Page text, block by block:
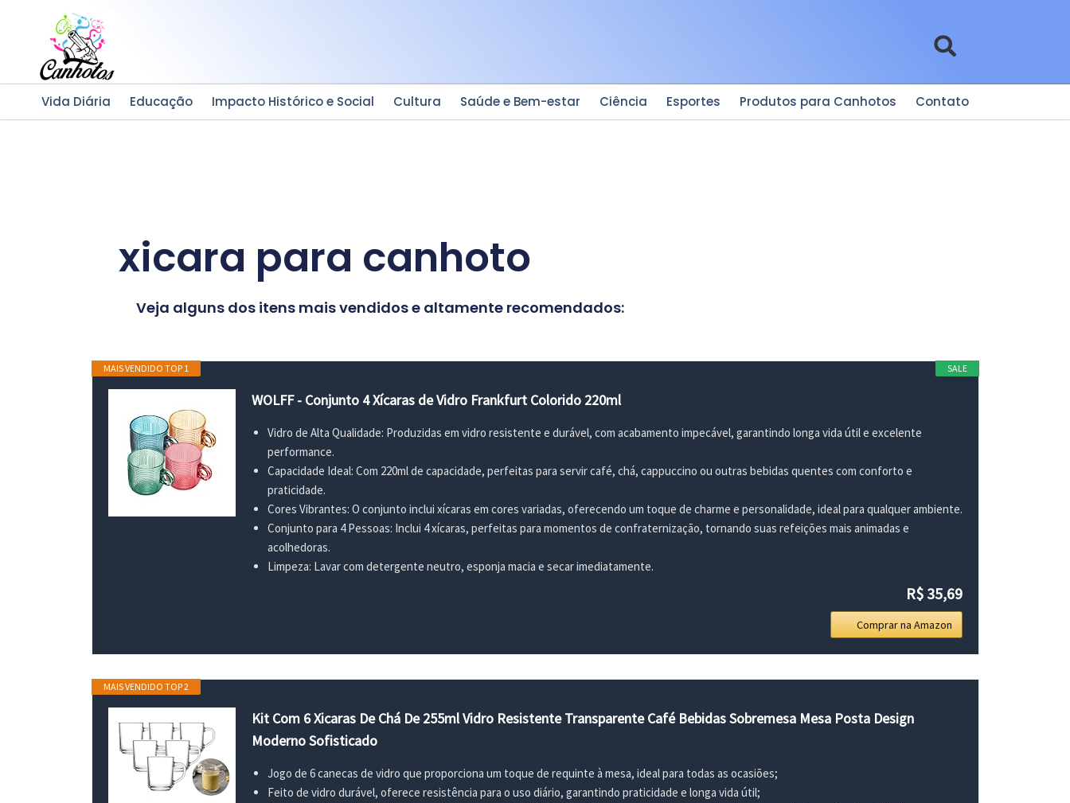
conteúdo
Vida Diária Educação Impacto Histórico e Social Cultura Saúde e Bem-estar Ciência Esportes Produtos para Canhotos Contato
xicara para canhoto
Veja alguns dos itens mais vendidos e altamente recomendados:
SALE
MAIS VENDIDO TOP 1
WOLFF - Conjunto 4 Xícaras de Vidro Frankfurt Colorido 220ml
Vidro de Alta Qualidade: Produzidas em vidro resistente e durável, com acabamento impecável, garantindo longa vida útil e excelente
performance.
Capacidade Ideal: Com 220ml de capacidade, perfeitas para servir café, chá, cappuccino ou outras bebidas quentes com conforto e
praticidade.
Cores Vibrantes: O conjunto inclui xícaras em cores variadas, oferecendo um toque de charme e personalidade, ideal para qualquer ambiente.
Conjunto para 4 Pessoas: Inclui 4 xícaras, perfeitas para momentos de confraternização, tornando suas refeições mais animadas e
acolhedoras.
Limpeza: Lavar com detergente neutro, esponja macia e secar imediatamente.
R$ 35,69
Comprar na Amazon
MAIS VENDIDO TOP 2
Kit Com 6 Xicaras De Chá De 255ml Vidro Resistente Transparente Café Bebidas Sobremesa Mesa Posta Design
Moderno Sofisticado
Jogo de 6 canecas de vidro que proporciona um toque de requinte à mesa, ideal para todas as ocasiões;
Feito de vidro durável, oferece resistência para o uso diário, garantindo praticidade e longa vida útil;